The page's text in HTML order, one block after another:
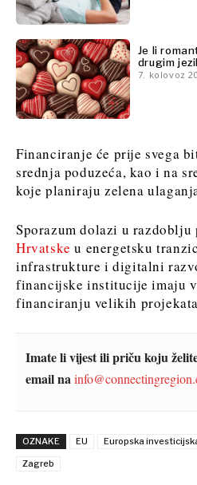
Intervju
Mišljenje
Svijet
Analiza
Discover
Vijesti
Kultura
Sport
Lifestyle
Putovanja
Hrana
O nama Kontakt
Intervju
Svijet
Analiza
Vijesti
Događanja
Sport
Lifestyle
Putovanja
Hrana
Western
Je li
drugim
7. kolovoz
Financiranje će prije svega
srednja poduzeća, kao i na
koje planiraju zelena
Sporazum dolazi u
Hrvatskeu energetsku
infrastrukture i digitalni
financijske institucije imaju
financiranju velikih
Imate li vijest ili priču koju
email na
OZNAKE EU Europska
Zagreb